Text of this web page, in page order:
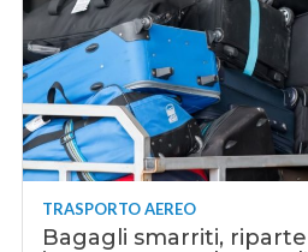
TRASPORTO AEREO
Bagagli smarriti, riparte